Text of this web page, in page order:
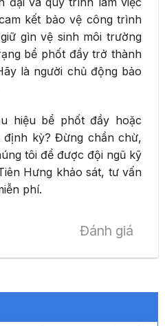
kết bảo vệ công trình
gìn vệ sinh môi trường
bể phốt đầy trở thành
là người chủ động bảo
hiệu bể phốt đầy hoặc
kỳ? Đừng chần chừ,
tôi để được đội ngũ kỹ
Hưng khảo sát, tư vấn
phí.
Đánh giá